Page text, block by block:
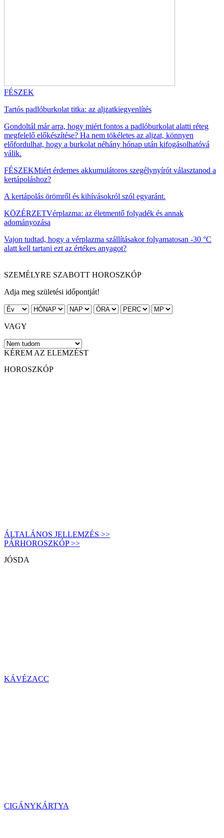
FÉSZEK
Tartós padlóburkolat titka: az aljzatkiegyenlítés
Gondoltál már arra, hogy miért fontos a padlóburkolat alatti réteg
megfelelő előkészítése? Ha nem tökéletes az aljzat, könnyen
előfordulhat, hogy a burkolat néhány hónap után kifogásolhatóvá
válik.
FÉSZEKMiért érdemes akkumulátoros szegélynyírót választanod a
kertápoláshoz?
A kertápolás örömről és kihívásokról szól egyaránt.
KÖZÉRZETVérplazma: az életmentő folyadék és annak
adományozása
Vajon tudtad, hogy a vérplazma szállításakor folyamatosan -30 °C
alatt kell tartani ezt az értékes anyagot?
SZEMÉLYRE SZABOTT HOROSZKÓP
Adja meg születési időpontját!
VAGY
KÉREM AZ ELEMZÉST
HOROSZKÓP
ÁLTALÁNOS JELLEMZÉS >>
PÁRHOROSZKÓP >>
JÓSDA
KÁVÉZACC
CIGÁNYKÁRTYA